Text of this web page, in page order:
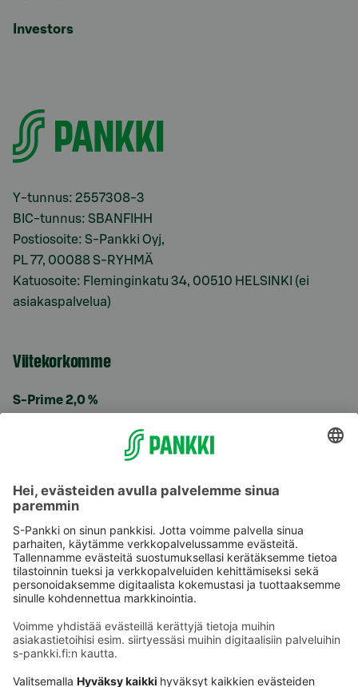
Investors
Y-tunnus: 2557308-3
BIC-tunnus: SBANFIHH
Postiosoite: S-Pankki Oyj,
PL 77, 00088 S-RYHMÄ
Katuosoite: Fleminginkatu 34, 00510 HELSINKI (ei
asiakaspalvelua)
Viitekorkomme
S-Prime 2,0 %
Käyttöehdot
Saavutettavuusseloste